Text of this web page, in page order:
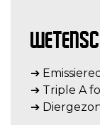
➔
➔ Triple A
➔